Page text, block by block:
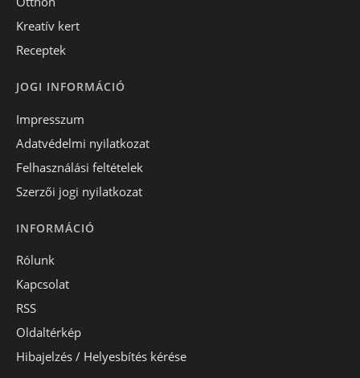
Kreatív kert
Receptek
JOGI INFORMÁCIÓ
Impresszum
Adatvédelmi nyilatkozat
Felhasználási feltételek
Szerzői jogi nyilatkozat
INFORMÁCIÓ
Rólunk
Kapcsolat
RSS
Oldaltérkép
Hibajelzés / Helyesbítés kérése